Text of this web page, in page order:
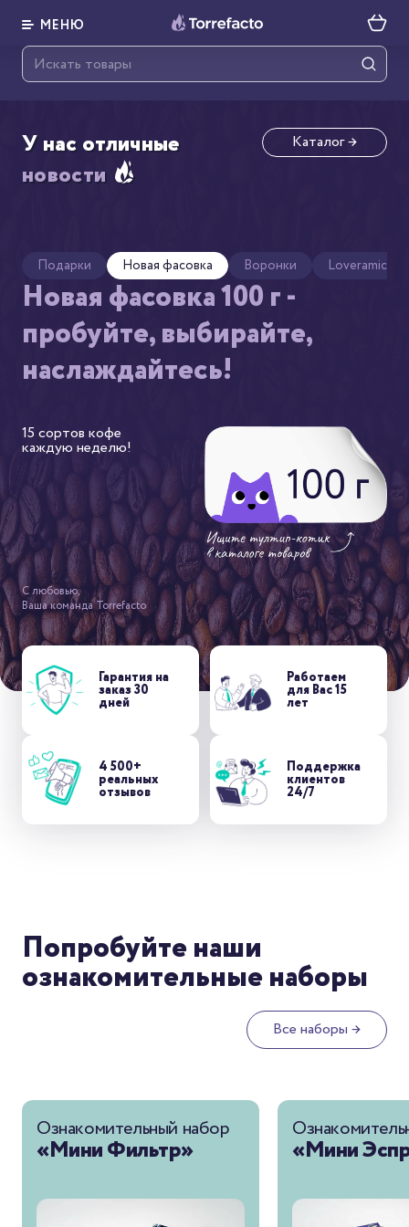
МЕНЮ
У нас отличные
новости
Каталог→
Подарки Новая фасовка Воронки Loveramics
Новая фасовка 100 г -
пробуйте, выбирайте,
наслаждайтесь!
15 сортов кофе
каждую неделю!
С любовью,
Ваша команда Torrefacto
Гарантия на
заказ 30
дней
Работаем
для Вас 15
лет
4 500+
реальных
отзывов
Поддержка
клиентов
24/7
Попробуйте наши
ознакомительные наборы
Все наборы →
Ознакомительный набор
«Мини Фильтр» «Мини